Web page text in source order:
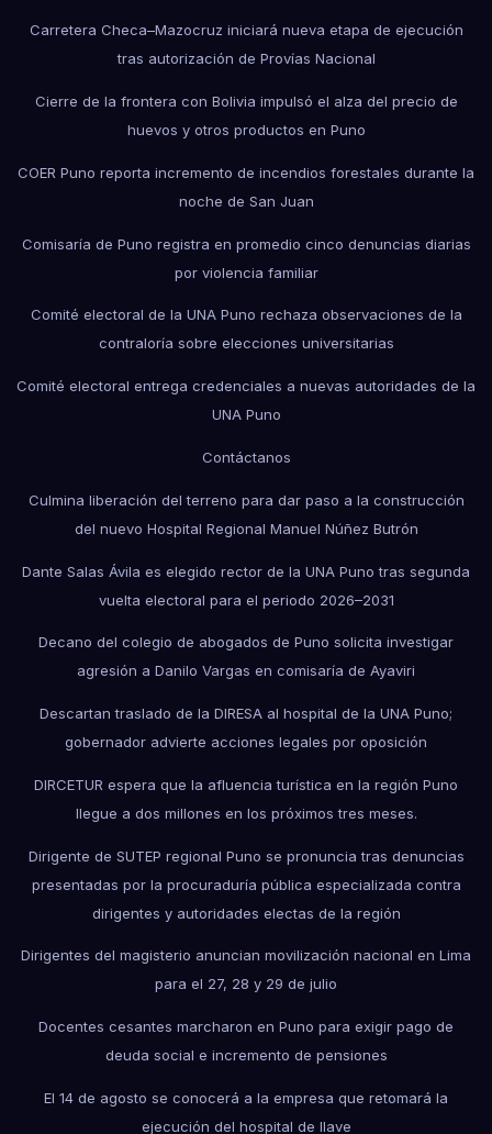
Carretera Checa–Mazocruz iniciará nueva etapa de ejecución
tras autorización de Provías Nacional
Cierre de la frontera con Bolivia impulsó el alza del precio de
huevos y otros productos en Puno
COER Puno reporta incremento de incendios forestales durante la
noche de San Juan
Comisaría de Puno registra en promedio cinco denuncias diarias
por violencia familiar
Comité electoral de la UNA Puno rechaza observaciones de la
contraloría sobre elecciones universitarias
Comité electoral entrega credenciales a nuevas autoridades de la
UNA Puno
Contáctanos
Culmina liberación del terreno para dar paso a la construcción
del nuevo Hospital Regional Manuel Núñez Butrón
Dante Salas Ávila es elegido rector de la UNA Puno tras segunda
vuelta electoral para el periodo 2026–2031
Decano del colegio de abogados de Puno solicita investigar
agresión a Danilo Vargas en comisaría de Ayaviri
Descartan traslado de la DIRESA al hospital de la UNA Puno;
gobernador advierte acciones legales por oposición
DIRCETUR espera que la afluencia turística en la región Puno
llegue a dos millones en los próximos tres meses.
Dirigente de SUTEP regional Puno se pronuncia tras denuncias
presentadas por la procuraduría pública especializada contra
dirigentes y autoridades electas de la región
Dirigentes del magisterio anuncian movilización nacional en Lima
para el 27, 28 y 29 de julio
Docentes cesantes marcharon en Puno para exigir pago de
deuda social e incremento de pensiones
El 14 de agosto se conocerá a la empresa que retomará la
ejecución del hospital de Ilave